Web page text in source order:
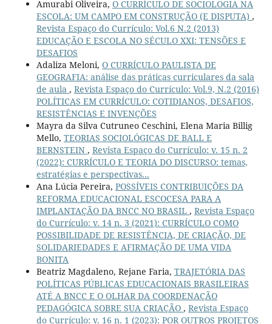
Amurabi Oliveira, O CURRÍCULO DE SOCIOLOGIA NA
ESCOLA: UM CAMPO EM CONSTRUÇÃO (E DISPUTA) ,
Revista Espaço do Currículo: Vol.6 N.2 (2013)
EDUCAÇÃO E ESCOLA NO SÉCULO XXI: TENSÕES E
DESAFIOS
Adaliza Meloni, O CURRÍCULO PAULISTA DE
GEOGRAFIA: análise das práticas curriculares da sala
de aula , Revista Espaço do Currículo: Vol.9, N.2 (2016)
POLÍTICAS EM CURRÍCULO: COTIDIANOS, DESAFIOS,
RESISTÊNCIAS E INVENÇÕES
Mayra da Silva Cutruneo Ceschini, Elena Maria Billig
Mello, TEORIAS SOCIOLÓGICAS DE BALL E
BERNSTEIN , Revista Espaço do Currículo: v. 15 n. 2
(2022): CURRÍCULO E TEORIA DO DISCURSO: temas,
estratégias e perspectivas...
Ana Lúcia Pereira, POSSÍVEIS CONTRIBUIÇÕES DA
REFORMA EDUCACIONAL ESCOCESA PARA A
IMPLANTAÇÃO DA BNCC NO BRASIL , Revista Espaço
do Currículo: v. 14 n. 3 (2021): CURRÍCULO COMO
POSSIBILIDADE DE RESISTÊNCIA, DE CRIAÇÃO, DE
SOLIDARIEDADES E AFIRMAÇÃO DE UMA VIDA
BONITA
Beatriz Magdaleno, Rejane Faria, TRAJETÓRIA DAS
POLÍTICAS PÚBLICAS EDUCACIONAIS BRASILEIRAS
ATÉ A BNCC E O OLHAR DA COORDENAÇÃO
PEDAGÓGICA SOBRE SUA CRIAÇÃO , Revista Espaço
do Currículo: v. 16 n. 1 (2023): POR OUTROS PROJETOS